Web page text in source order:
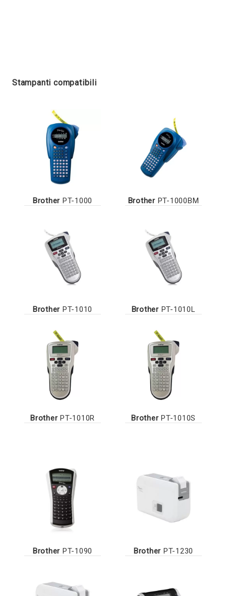
Stampanti compatibili
Brother PT-1000 BrotherPT-1000BM
Brother PT-1010 BrotherPT-1010L
BrotherPT-1010R BrotherPT-1010S
Brother PT-1090 Brother PT-1230